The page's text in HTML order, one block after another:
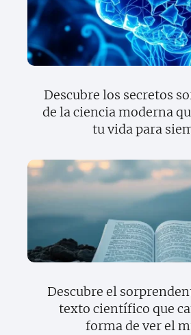
Descubre los secretos
de la ciencia moderna
tu vida para
Descubre el
texto científico que
forma de ver el